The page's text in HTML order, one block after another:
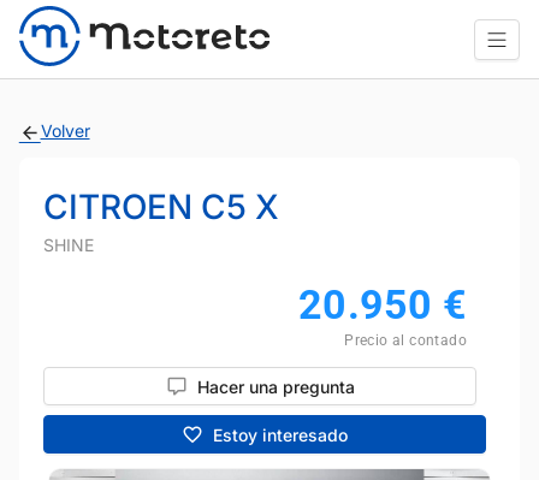
Volver
CITROEN C5 X
SHINE
20.950 €
Precio al contado
Hacer una pregunta
Estoy interesado